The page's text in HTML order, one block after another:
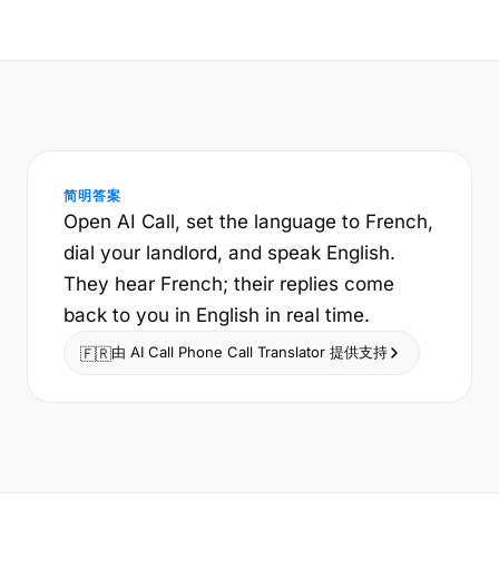
简明答案
Open AI Call, set the language to French,
dial your landlord, and speak English.
They hear French; their replies come
back to you in English in real time.
🇫🇷由 AI Call Phone Call Translator 提供支持